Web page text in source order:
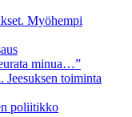
Myöhempi
minua…”
toiminta
poliitikko